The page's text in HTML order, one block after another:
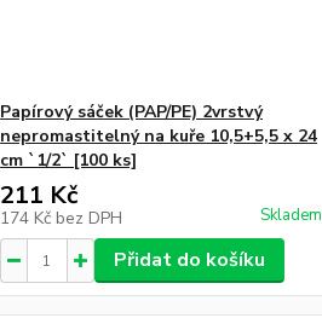
Papírový sáček (PAP/PE) 2vrstvý
nepromastitelný na kuře 10,5+5,5 x 24
cm `1/2` [100 ks]
211 Kč
174 Kč bez DPH Skladem
Přidat do košíku